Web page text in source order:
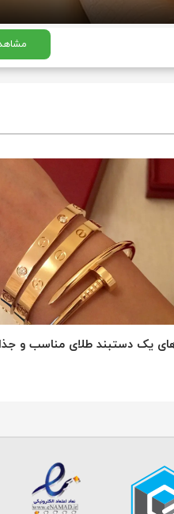
یک دستبند طلای مناسب و